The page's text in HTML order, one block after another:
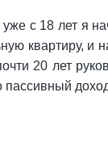
с 18 лет я
квартиру, и
20 лет
пассивный